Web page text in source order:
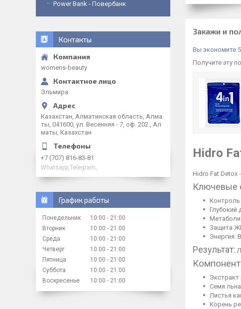
Закажи и
Вы экономите
Получите эту
Hidro
Hidro Fat Detox
Ключевые
Контроль
Глубокий
Защита
Энергия:
Результат:
Экстракт
Семя
Листья
Корень
Power Bank - Повербанк
Контакты
womens-beauty
Эльмира
Казахстан, Алматинская область, Алма
ты, 041600, ул. Весенняя - 7, оф. 202., Ал
маты, Казахстан
+7 (707) 816-83-81
Whatsapp,Telegram,
График работы
Понедельник 10:00
21:00
Вторник
10:00
21:00
Среда
10:00
21:00
Четверг
10:00
21:00
Пятница
10:00
21:00
Суббота
10:00
21:00
Воскресенье
10:00 21:00